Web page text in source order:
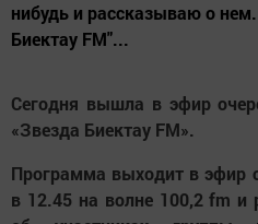
нибудь и рассказываю о
Биектау FM"...
Сегодня вышла в эфир
«Звезда Биектау FM».
Программа выходит в эфир
в 12.45 на волне 100,2 fm и